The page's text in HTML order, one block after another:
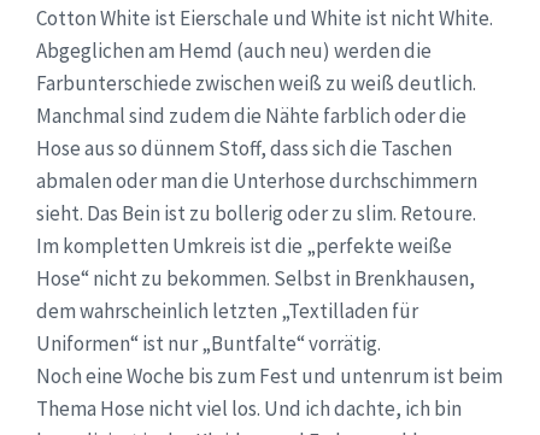
Cotton White ist Eierschale und White ist nicht White.
Abgeglichen am Hemd (auch neu) werden die
Farbunterschiede zwischen weiß zu weiß deutlich.
Manchmal sind zudem die Nähte farblich oder die
Hose aus so dünnem Stoff, dass sich die Taschen
abmalen oder man die Unterhose durchschimmern
sieht. Das Bein ist zu bollerig oder zu slim. Retoure.
Im kompletten Umkreis ist die „perfekte weiße
Hose“ nicht zu bekommen. Selbst in Brenkhausen,
dem wahrscheinlich letzten „Textilladen für
Uniformen“ ist nur „Buntfalte“ vorrätig.
Noch eine Woche bis zum Fest und untenrum ist beim
Thema Hose nicht viel los. Und ich dachte, ich bin